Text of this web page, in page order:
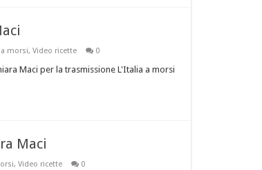
morsi, Video ricette 0
Maci per la trasmissione L'Italia a morsi
Maci
, Video ricette 0